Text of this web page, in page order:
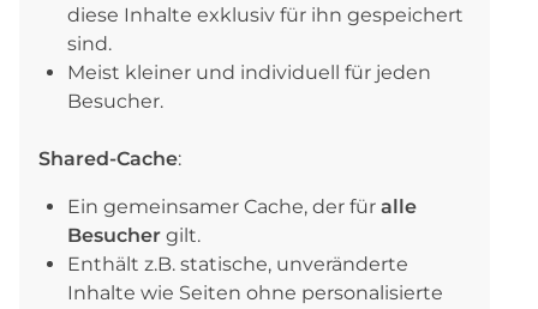
diese Inhalte exklusiv für ihn gespeichert
sind.
Meist kleiner und individuell für jeden
Besucher.
Shared-Cache:
Ein gemeinsamer Cache, der für alle
Besucher gilt.
Enthält z.B. statische, unveränderte
Inhalte wie Seiten ohne personalisierte